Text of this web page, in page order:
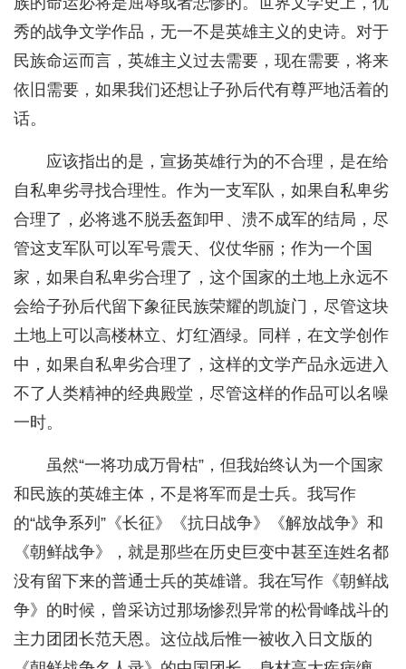
秀的战争文学作品，无一不是英雄主义的史诗。对于
民族命运而言，英雄主义过去需要，现在需要，将来
依旧需要，如果我们还想让子孙后代有尊严地活着的
话。
应该指出的是，宣扬英雄行为的不合理，是在给
自私卑劣寻找合理性。作为一支军队，如果自私卑劣
合理了，必将逃不脱丢盔卸甲、溃不成军的结局，尽
管这支军队可以军号震天、仪仗华丽；作为一个国
家，如果自私卑劣合理了，这个国家的土地上永远不
会给子孙后代留下象征民族荣耀的凯旋门，尽管这块
土地上可以高楼林立、灯红酒绿。同样，在文学创作
中，如果自私卑劣合理了，这样的文学产品永远进入
不了人类精神的经典殿堂，尽管这样的作品可以名噪
一时。
虽然“一将功成万骨枯”，但我始终认为一个国家
和民族的英雄主体，不是将军而是士兵。我写作
的“战争系列”《长征》《抗日战争》《解放战争》和
《朝鲜战争》，就是那些在历史巨变中甚至连姓名都
没有留下来的普通士兵的英雄谱。我在写作《朝鲜战
争》的时候，曾采访过那场惨烈异常的松骨峰战斗的
主力团团长范天恩。这位战后惟一被收入日文版的